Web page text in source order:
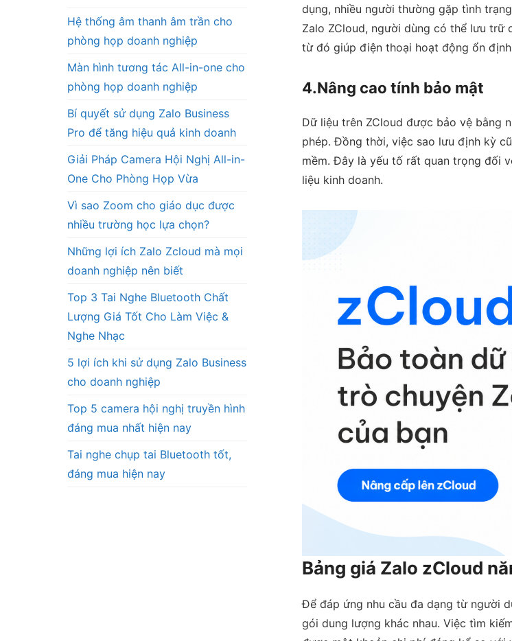
dụng, nhiều người thường gặp tình
Zalo ZCloud, người dùng có thể lưu trữ
từ đó giúp điện thoại hoạt động ổn
4.Nâng cao tính bảo mật
Dữ liệu trên ZCloud được bảo vệ bằng
phép. Đồng thời, việc sao lưu định kỳ
mềm. Đây là yếu tố rất quan trọng đối
liệu kinh doanh.
Bảng giá Zalo zCloud
Để đáp ứng nhu cầu đa dạng từ người
gói dung lượng khác nhau. Việc tìm
Hệ thống âm thanh âm trần cho
phòng họp doanh nghiệp
Màn hình tương tác All-in-one cho
phòng họp doanh nghiệp
Bí quyết sử dụng Zalo Business
Pro để tăng hiệu quả kinh doanh
Giải Pháp Camera Hội Nghị All-in-
One Cho Phòng Họp Vừa
Vì sao Zoom cho giáo dục được
nhiều trường học lựa chọn?
Những lợi ích Zalo Zcloud mà mọi
doanh nghiệp nên biết
Top 3 Tai Nghe Bluetooth Chất
Lượng Giá Tốt Cho Làm Việc &
Nghe Nhạc
5 lợi ích khi sử dụng Zalo Business
cho doanh nghiệp
Top 5 camera hội nghị truyền hình
đáng mua nhất hiện nay
Tai nghe chụp tai Bluetooth tốt,
đáng mua hiện nay